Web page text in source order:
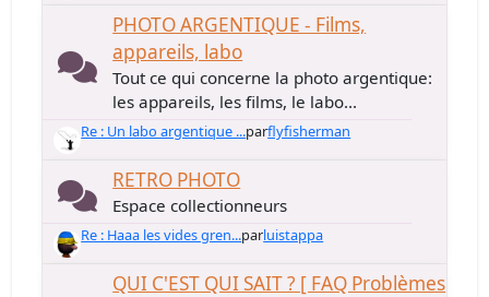
PHOTO ARGENTIQUE - Films,
appareils, labo
Tout ce qui concerne la photo argentique:
les appareils, les films, le labo...
Re : Un labo argentique ...parflyfisherman
RETRO PHOTO
Espace collectionneurs
Re : Haaa les vides gren...parluistappa
QUI C'EST QUI SAIT ? [ FAQ Problèmes